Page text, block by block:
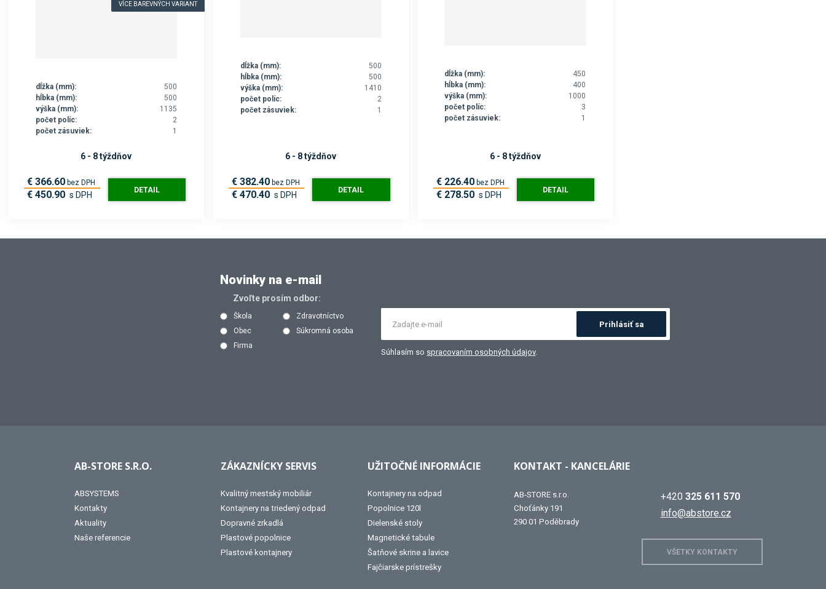
VÍCE BAREVNÝCH VARIANT
dĺžka (mm):
500
hĺbka (mm):
500
výška (mm):
1135
počet políc:
2
počet zásuviek:
1
6 - 8 týždňov
€ 366.60 bez DPH
€ 450.90 s DPH DETAIL
dĺžka (mm):
500
hĺbka (mm):
500
výška (mm):
1410
počet políc:
2
počet zásuviek:
1
6 - 8 týždňov
€ 382.40 bez DPH
€ 470.40 s DPH DETAIL
dĺžka (mm):
450
hĺbka (mm):
400
výška (mm):
1000
počet políc:
3
počet zásuviek:
1
6 - 8 týždňov
€ 226.40 bez DPH
€ 278.50 s DPH DETAIL
Novinky na e-mail
Zvoľte prosím odbor:
Škola
Zdravotníctvo
Obec
Súkromná osoba
Firma
Prihlásiť sa
Súhlasím so spracovaním osobných údajov.
AB-STORE S.R.O.
ABSYSTEMS
Kontakty
Aktuality
Naše referencie
ZÁKAZNÍCKY SERVIS
Kvalitný mestský mobiliár
Kontajnery na triedený odpad
Dopravné zrkadlá
Plastové popolnice
Plastové kontajnery
UŽITOČNÉ INFORMÁCIE
Kontajnery na odpad
Popolnice 120l
Dielenské stoly
Magnetické tabule
Šatňové skrine a lavice
Fajčiarske prístrešky
KONTAKT - KANCELÁRIE
AB-STORE s.r.o.
Choťánky 191
290 01 Poděbrady
+420 325 611 570
info@abstore.cz
VŠETKY KONTAKTY